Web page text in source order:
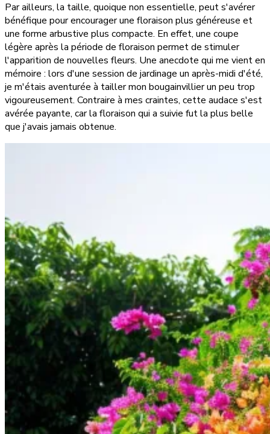
Par ailleurs, la taille, quoique non essentielle, peut s'avérer
bénéfique pour encourager une floraison plus généreuse et
une forme arbustive plus compacte. En effet, une coupe
légère après la période de floraison permet de stimuler
l'apparition de nouvelles fleurs. Une anecdote qui me vient en
mémoire : lors d'une session de jardinage un après-midi d'été,
je m'étais aventurée à tailler mon bougainvillier un peu trop
vigoureusement. Contraire à mes craintes, cette audace s'est
avérée payante, car la floraison qui a suivie fut la plus belle
que j'avais jamais obtenue.